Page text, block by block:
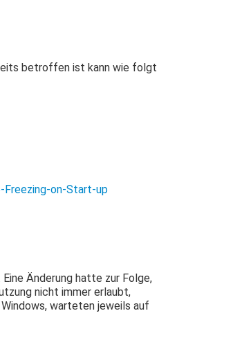
betroffen ist kann wie folgt
Freezing-on-Start-up
Änderung hatte zur Folge,
nicht immer erlaubt,
warteten jeweils auf